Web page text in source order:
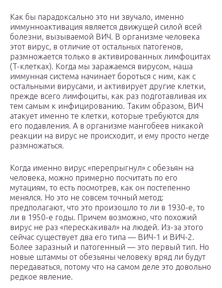
Как бы парадоксально это ни звучало, именно
иммунноактивация является движущей силой всей
болезни, вызываемой ВИЧ. В организме человека
этот вирус, в отличие от остальных патогенов,
размножается только в активированных лимфоцитах
(T-клетках). Когда мы заражаемся вирусом, наша
иммунная система начинает бороться с ним, как с
остальными вирусами, и активирует другие клетки,
прежде всего лимфоциты, как раз подготавливая их
тем самым к инфицированию. Таким образом, ВИЧ
атакует именно те клетки, которые требуются для
его подавления. А в организме мангобеев никакой
реакции на вирус не происходит, и ему просто негде
размножаться.
Когда именно вирус «перепрыгнул» с обезьян на
человека, можно примерно посчитать по его
мутациям, то есть посмотрев, как он постепенно
менялся. Но это не совсем точный метод:
предполагают, что это произошло то ли в 1930-е, то
ли в 1950-е годы. Причем возможно, что похожий
вирус не раз «перескакивал» на людей. Из-за этого
сейчас существует два его типа — ВИЧ-1 и ВИЧ-2.
Более заразный и патогенный — это первый тип. Но
новые штаммы от обезьяны человеку вряд ли будут
передаваться, потому что на самом деле это довольно
редкое явление.